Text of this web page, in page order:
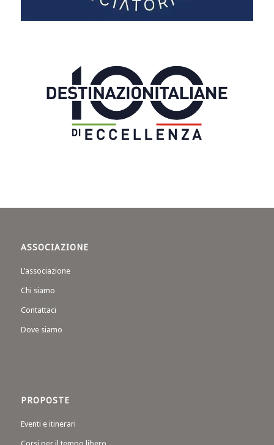
ASSOCIAZIONE
L’associazione
Chi siamo
Contattaci
Dove siamo
PROPOSTE
Eventi e itinerari